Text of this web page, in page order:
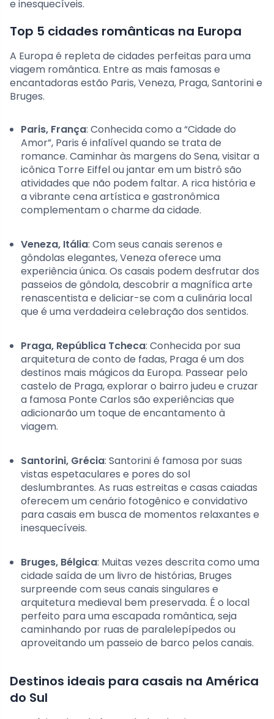
e inesquecíveis.
Top 5 cidades românticas na Europa
A Europa é repleta de cidades perfeitas para uma
viagem romântica. Entre as mais famosas e
encantadoras estão Paris, Veneza, Praga, Santorini e
Bruges.
Paris, França: Conhecida como a “Cidade do
Amor”, Paris é infalível quando se trata de
romance. Caminhar às margens do Sena, visitar a
icônica Torre Eiffel ou jantar em um bistrô são
atividades que não podem faltar. A rica história e
a vibrante cena artística e gastronômica
complementam o charme da cidade.
Veneza, Itália: Com seus canais serenos e
gôndolas elegantes, Veneza oferece uma
experiência única. Os casais podem desfrutar dos
passeios de gôndola, descobrir a magnífica arte
renascentista e deliciar-se com a culinária local
que é uma verdadeira celebração dos sentidos.
Praga, República Tcheca: Conhecida por sua
arquitetura de conto de fadas, Praga é um dos
destinos mais mágicos da Europa. Passear pelo
castelo de Praga, explorar o bairro judeu e cruzar
a famosa Ponte Carlos são experiências que
adicionarão um toque de encantamento à
viagem.
Santorini, Grécia: Santorini é famosa por suas
vistas espetaculares e pores do sol
deslumbrantes. As ruas estreitas e casas caiadas
oferecem um cenário fotogênico e convidativo
para casais em busca de momentos relaxantes e
inesquecíveis.
Bruges, Bélgica: Muitas vezes descrita como uma
cidade saída de um livro de histórias, Bruges
surpreende com seus canais singulares e
arquitetura medieval bem preservada. É o local
perfeito para uma escapada romântica, seja
caminhando por ruas de paralelepípedos ou
aproveitando um passeio de barco pelos canais.
Destinos ideais para casais na América
do Sul